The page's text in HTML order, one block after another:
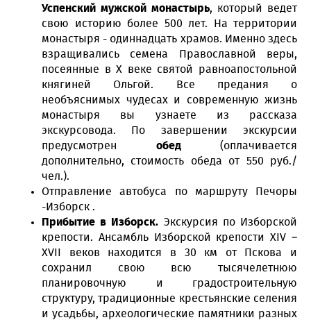
Успенский мужской монастырь, который ведет
свою историю более 500 лет. На территории
монастыря - одиннадцать храмов. Именно здесь
взращивались семена Православной веры,
посеянные в X веке святой равноапостольной
княгиней Ольгой. Все предания о
необъяснимых чудесах и современную жизнь
монастыря вы узнаете из рассказа
экскурсовода. По завершении экскурсии
предусмотрен обед(оплачивается
дополнительно, стоимость обеда от 550 руб./
чел.).
Отправление автобуса по маршруту Печоры
-Изборск .
Прибытие в
Изборск. Экскурсия по Изборской
крепости. Ансамбль Изборской крепости XIV –
XVII веков находится в 30 км от Пскова и
сохранил свою всю тысячелетнюю
планировочную и градостроительную
структуру, традиционные крестьянские селения
и усадьбы, археологические памятники разных